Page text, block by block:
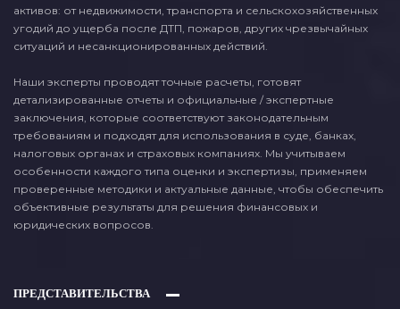
активов: от недвижимости, транспорта и сельскохозяйственных
угодий до ущерба после ДТП, пожаров, других чрезвычайных
ситуаций и несанкционированных действий.
Наши эксперты проводят точные расчеты, готовят
детализированные отчеты и официальные / экспертные
заключения, которые соответствуют законодательным
требованиям и подходят для использования в суде, банках,
налоговых органах и страховых компаниях. Мы учитываем
особенности каждого типа оценки и экспертизы, применяем
проверенные методики и актуальные данные, чтобы обеспечить
объективные результаты для решения финансовых и
юридических вопросов.
ПРЕДСТАВИТЕЛЬСТВА